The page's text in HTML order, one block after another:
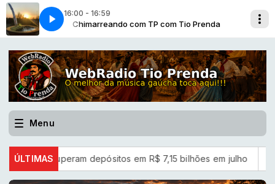
16:00 - 16:59
Chimarreando com TP com Tio Prenda
Ala Pucha tche [Os Farrapos]
Menu
ÚLTIMAS
superam depósitos em R$ 7,15 bilhões em julho “Super El